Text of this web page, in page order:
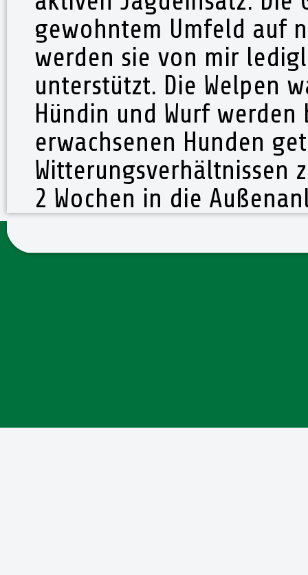
gewohntem Umfeld auf
werden sie von mir
unterstützt. Die Welpen
Hündin und Wurf
erwachsenen Hunden
Witterungsverhältnissen
2 Wochen in die